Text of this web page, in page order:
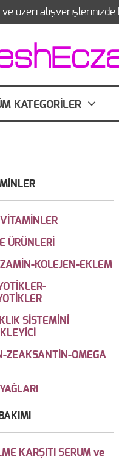
üzeri alışverişlerinizde
KATEGORİLER
ÜRÜNLERİ
KOLEJEN-EKLEM
SİSTEMİNİ
ZEAKSANTİN-OMEGA
KARŞITI SERUM ve